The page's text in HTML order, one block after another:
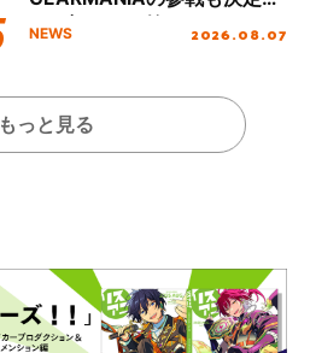
し、初となる第3ステージの
NEWS 2026.08.07
もっと見る